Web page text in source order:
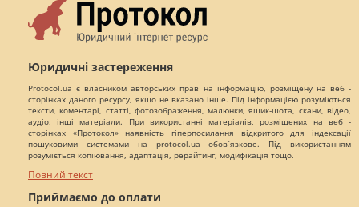
Юридичні застереження
Protocol.ua є власником авторських прав на інформацію, розміщену на веб -
сторінках даного ресурсу, якщо не вказано інше. Під інформацією розуміються
тексти, коментарі, статті, фотозображення, малюнки, ящик-шота, скани, відео,
аудіо, інші матеріали. При використанні матеріалів, розміщених на веб -
сторінках «Протокол» наявність гіперпосилання відкритого для індексації
пошуковими системами на protocol.ua обов`язкове. Під використанням
розуміється копіювання, адаптація, рерайтинг, модифікація тощо.
Повний текст
Приймаємо до оплати